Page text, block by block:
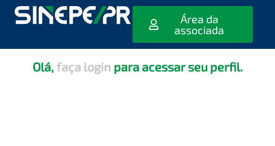
Área da
associada
[editar_escola_usuario]
Olá, faça login para acessar seu perfil.